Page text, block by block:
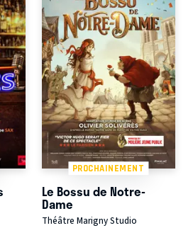
PROCHAINEMENT
Le Bossu de Notre-
Dame
Théâtre Marigny Studio